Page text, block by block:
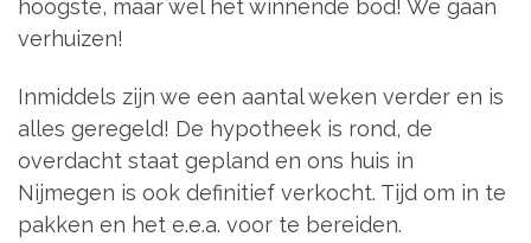
hoogste, maar wel het winnende bod! We gaan
verhuizen!
Inmiddels zijn we een aantal weken verder en is
alles geregeld! De hypotheek is rond, de
overdacht staat gepland en ons huis in
Nijmegen is ook definitief verkocht. Tijd om in te
pakken en het e.e.a. voor te bereiden.